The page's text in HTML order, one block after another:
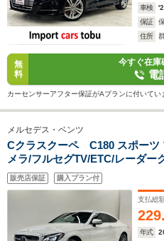
車検
保証
住所
無
料
今すぐ在庫
電
カーセンサーアフター保証がAプランに付いてい
メルセデス・ベンツ
Cクラスクーペ C180 スポー
メラ/フルセグTV/ETC/レーダー
ドスポットモニター/シートヒー
スマートキー/キーレス
販売店保証 購入プラン付
支払総
229.
年式